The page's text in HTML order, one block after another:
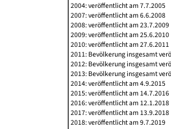
2004: veröffentlicht am 7.7.2005
2007: veröffentlicht am 6.6.2008
2008: veröffentlicht am 23.7.2009
2009: veröffentlicht am 25.6.2010
2010: veröffentlicht am 27.6.2011
2011: Bevölkerung insgesamt
2012: Bevölkerung insgesamt
2013: Bevölkerung insgesamt
2014: veröffentlicht am 4.9.2015
2015: veröffentlicht am 14.7.2016
2016: veröffentlicht am 12.1.2018
2017: veröffentlicht am 13.9.2018
2018: veröffentlicht am 9.7.2019